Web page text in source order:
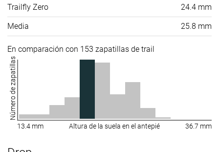
Trailfly Zero 24.4 mm
Media 25.8 mm
En comparación con 153 zapatillas de trail
Número de zapatillas
13.4 mm Altura de la suela en el antepié 36.7 mm